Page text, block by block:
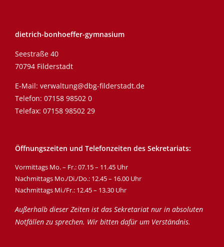
dietrich-bonhoeffer-gymnasium
Seestraße 40
70794 Filderstadt
E-Mail: verwaltung@dbg-filderstadt.de
Telefon: 07158 98502 0
Telefax: 07158 98502 29
Öffnungszeiten und Telefonzeiten des Sekretariats:
Vormittags Mo. – Fr.: 07.15 – 11.45 Uhr
Nachmittags Mo./Di./Do.: 12.45 – 16.00 Uhr
Nachmittags Mi./Fr.: 12.45 – 13.30 Uhr
Außerhalb dieser Zeiten ist das Sekretariat nur in absoluten
Notfällen zu sprechen. Wir bitten dafür um Verständnis.